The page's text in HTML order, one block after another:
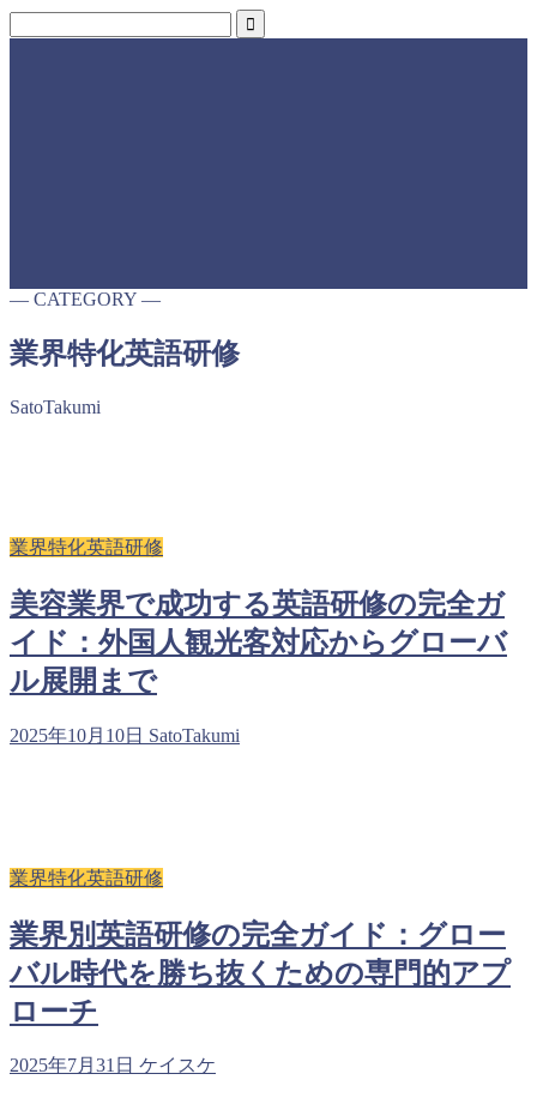
― CATEGORY ―
業界特化英語研修
SatoTakumi
業界特化英語研修
美容業界で成功する英語研修の完全ガ
イド：外国人観光客対応からグローバ
ル展開まで
2025年10月10日 SatoTakumi
業界特化英語研修
業界別英語研修の完全ガイド：グロー
バル時代を勝ち抜くための専門的アプ
ローチ
2025年7月31日 ケイスケ